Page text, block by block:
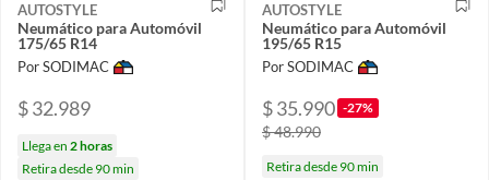
AUTOSTYLE
Neumático para Automóvil
175/65 R14
Por SODIMAC
$ 32.989
Llega en 2 horas
Retira desde 90 min
AUTOSTYLE
Neumático para Automóvil
195/65 R15
Por SODIMAC
$ 35.990 -27%
$ 48.990
Retira desde 90 min